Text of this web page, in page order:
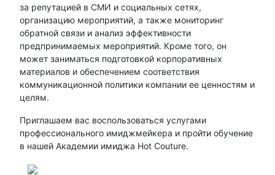
за репутацией в СМИ и социальных сетях,
организацию мероприятий, а также мониторинг
обратной связи и анализ эффективности
предпринимаемых мероприятий. Кроме того, он
может заниматься подготовкой корпоративных
материалов и обеспечением соответствия
коммуникационной политики компании ее ценностям и
целям.
Приглашаем вас воспользоваться услугами
профессионального имиджмейкера и пройти обучение
в нашей Академии имиджа Hot Couture.